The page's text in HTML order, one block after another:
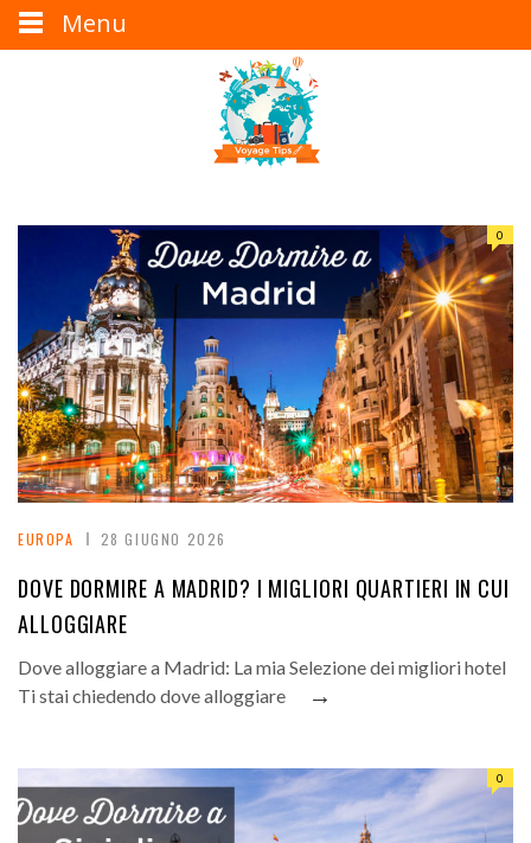
EUROPA 28 GIUGNO 2026
0
DOVE DORMIRE A MADRID? I MIGLIORI QUARTIERI IN CUI
ALLOGGIARE
Dove alloggiare a Madrid: La mia Selezione dei migliori hotel
Ti stai chiedendo dove alloggiare
→
0
Menu